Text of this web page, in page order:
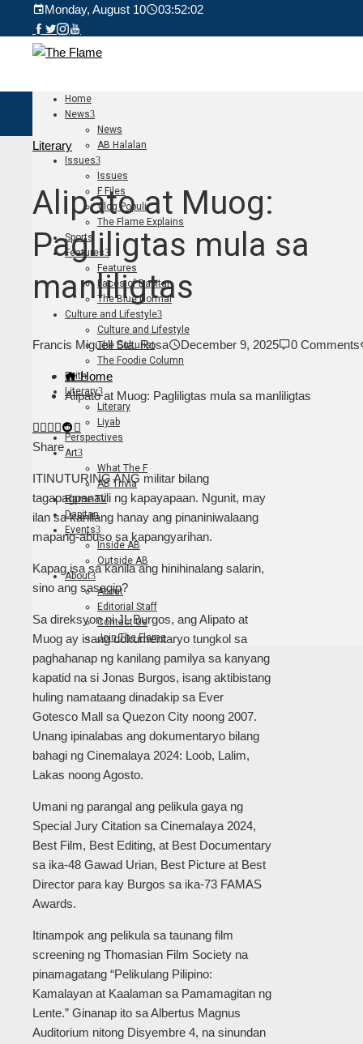
Monday, August 10 03:52:03
Home
News
News
AB Halalan
Issues
Issues
F Files
Vlog Populi
The Flame Explains
Sports
Features
Features
Faces of Dapitan
The Blue Normal
Culture and Lifestyle
Culture and Lifestyle
The Culturist
The Foodie Column
Faith
Literary
Literary
Liyab
Perspectives
Art
What The F
AB Trivia
Flame TV
Dapitan
Events
Inside AB
Outside AB
About
About
Editorial Staff
Contact Us
Join The Flame
Literary
Alipato at Muog:
Pagliligtas mula sa
manliligtas
Francis Miguell Sta. Rosa December 9, 2025 0 Comments
Home
Alipato at Muog: Pagliligtas mula sa manliligtas
Facebook
Twitter
LinkedIn
Pinterest
Stumbleupon
Email
Share
ITINUTURING ANG militar bilang
tagapagpanatili ng kapayapaan. Ngunit, may
ilan sa kanilang hanay ang pinaniniwalaang
mapang-abuso sa kapangyarihan.
Kapag isa sa kanila ang hinihinalang salarin,
sino ang sasagip?
Sa direksyon ni JL Burgos, ang Alipato at
Muog ay isang dokumentaryo tungkol sa
paghahanap ng kanilang pamilya sa kanyang
kapatid na si Jonas Burgos, isang aktibistang
huling namataang dinadakip sa Ever
Gotesco Mall sa Quezon City noong 2007.
Unang ipinalabas ang dokumentaryo bilang
bahagi ng Cinemalaya 2024: Loob, Lalim,
Lakas noong Agosto.
Umani ng parangal ang pelikula gaya ng
Special Jury Citation sa Cinemalaya 2024,
Best Film, Best Editing, at Best Documentary
sa ika-48 Gawad Urian, Best Picture at Best
Director para kay Burgos sa ika-73 FAMAS
Awards.
Itinampok ang pelikula sa taunang film
screening ng Thomasian Film Society na
pinamagatang “Pelikulang Pilipino:
Kamalayan at Kaalaman sa Pamamagitan ng
Lente.” Ginanap ito sa Albertus Magnus
Auditorium nitong Disyembre 4, na sinundan